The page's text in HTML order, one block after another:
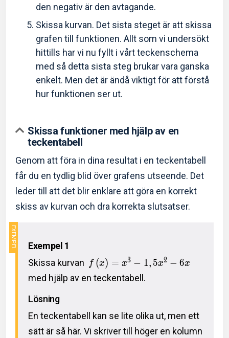
den negativ är den avtagande.
Skissa kurvan. Det sista steget är att skissa
grafen till funktionen. Allt som vi undersökt
hittills har vi nu fyllt i vårt teckenschema
med så detta sista steg brukar vara ganska
enkelt. Men det är ändå viktigt för att förstå
hur funktionen ser ut.
Skissa funktioner med hjälp av en
teckentabell
Genom att föra in dina resultat i en teckentabell
får du en tydlig blid över grafens utseende. Det
leder till att det blir enklare att göra en korrekt
skiss av kurvan och dra korrekta slutsatser.
Exempel 1
Skissa kurvan
f (x) = x3 − 1, 5x2 − 6x
med hjälp av en teckentabell.
Lösning
En teckentabell kan se lite olika ut, men ett
sätt är så här. Vi skriver till höger en kolumn